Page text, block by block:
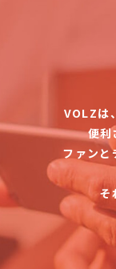
VOLZは
便利
ファンと
そ